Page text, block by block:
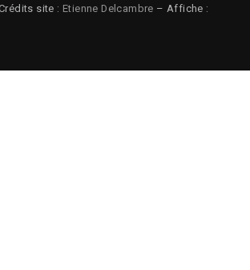
site : Etienne Delcambre – Affiche :